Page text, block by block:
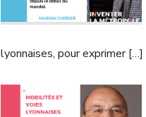
lyonnaises, pour exprimer […]